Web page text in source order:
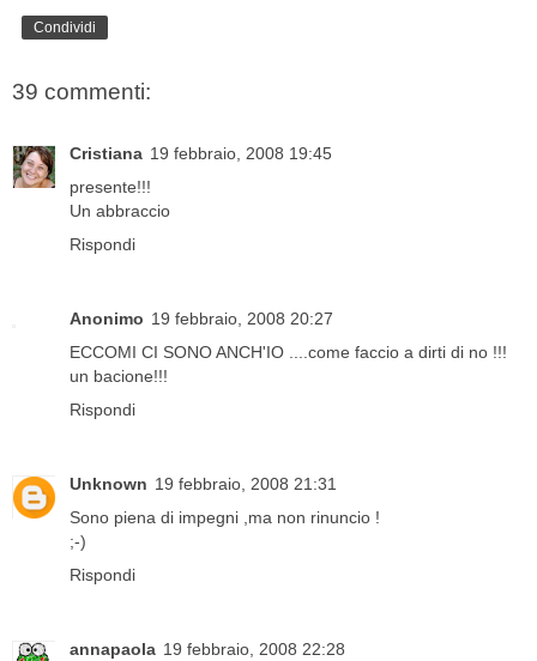
Condividi
39 commenti:
Cristiana 19 febbraio, 2008 19:45
presente!!!
Un abbraccio
Rispondi
Anonimo 19 febbraio, 2008 20:27
ECCOMI CI SONO ANCH'IO ....come faccio a dirti di no !!!
un bacione!!!
Rispondi
Unknown 19 febbraio, 2008 21:31
Sono piena di impegni ,ma non rinuncio !
;-)
Rispondi
annapaola 19 febbraio, 2008 22:28